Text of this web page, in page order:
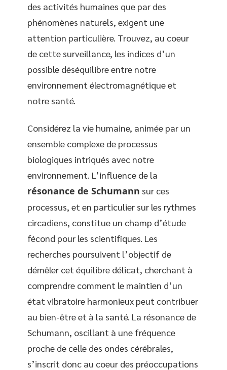
des activités humaines que par des
phénomènes naturels, exigent une
attention particulière. Trouvez, au coeur
de cette surveillance, les indices d’un
possible déséquilibre entre notre
environnement électromagnétique et
notre santé.
Considérez la vie humaine, animée par un
ensemble complexe de processus
biologiques intriqués avec notre
environnement. L’influence de la
résonance de Schumann sur ces
processus, et en particulier sur les rythmes
circadiens, constitue un champ d’étude
fécond pour les scientifiques. Les
recherches poursuivent l’objectif de
démêler cet équilibre délicat, cherchant à
comprendre comment le maintien d’un
état vibratoire harmonieux peut contribuer
au bien-être et à la santé. La résonance de
Schumann, oscillant à une fréquence
proche de celle des ondes cérébrales,
s’inscrit donc au coeur des préoccupations